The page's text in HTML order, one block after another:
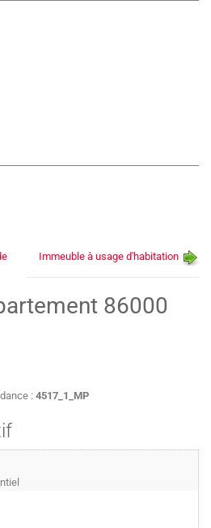
Immeuble à usage d'habitation
86000
: 4517_1_MP